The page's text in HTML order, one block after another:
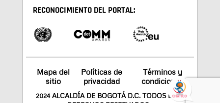
RECONOCIMIENTO DEL PORTAL:
Mapa del
sitio
Políticas de
privacidad
Términos y
condiciones
2024 ALCALDÍA DE BOGOTÁ D.C. TODOS LOS